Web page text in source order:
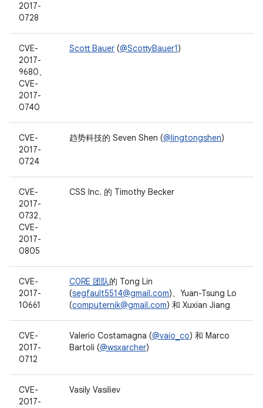
2017-
0728
CVE-
2017-
9680、
CVE-
2017-
0740
Scott Bauer (@ScottyBauer1)
CVE-
2017-
0724
趋势科技的 Seven Shen (@lingtongshen)
CVE-
2017-
0732、
CVE-
2017-
0805
CSS Inc. 的 Timothy Becker
CVE-
2017-
10661
C0RE 团队的 Tong Lin
(segfault5514@gmail.com)、Yuan-Tsung Lo
(computernik@gmail.com) 和 Xuxian Jiang
CVE-
2017-
0712
Valerio Costamagna (@vaio_co) 和 Marco
Bartoli (@wsxarcher)
CVE-
2017-
Vasily Vasiliev